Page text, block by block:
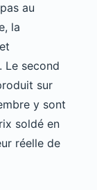
au
la
Le second
sur
y sont
soldé en
réelle de